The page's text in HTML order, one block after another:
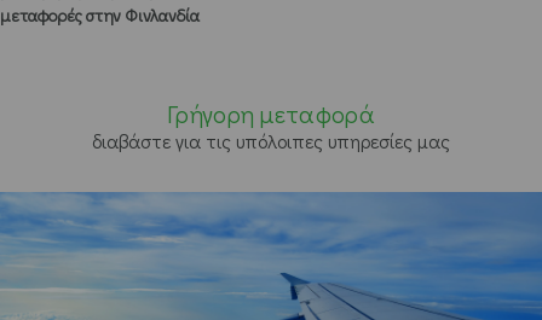
μεταφορές στην Φινλανδία
Γρήγορη μεταφορά
διαβάστε για τις υπόλοιπες υπηρεσίες μας